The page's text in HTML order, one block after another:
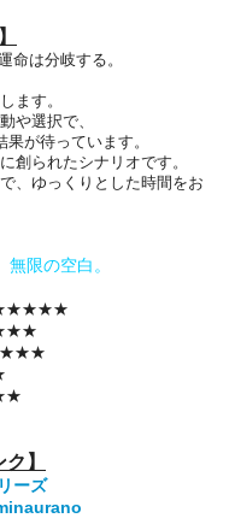
岐する。
。
択で、
ています。
たシナリオです。
りとした時間をお
無限の空白。
★★★★★★
★★★★
】
ーズ